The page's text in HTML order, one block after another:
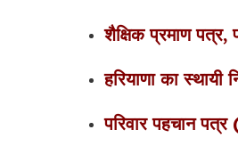
शैक्षिक प्रमाण पत्र,
हरियाणा का स्थायी
परिवार पहचान